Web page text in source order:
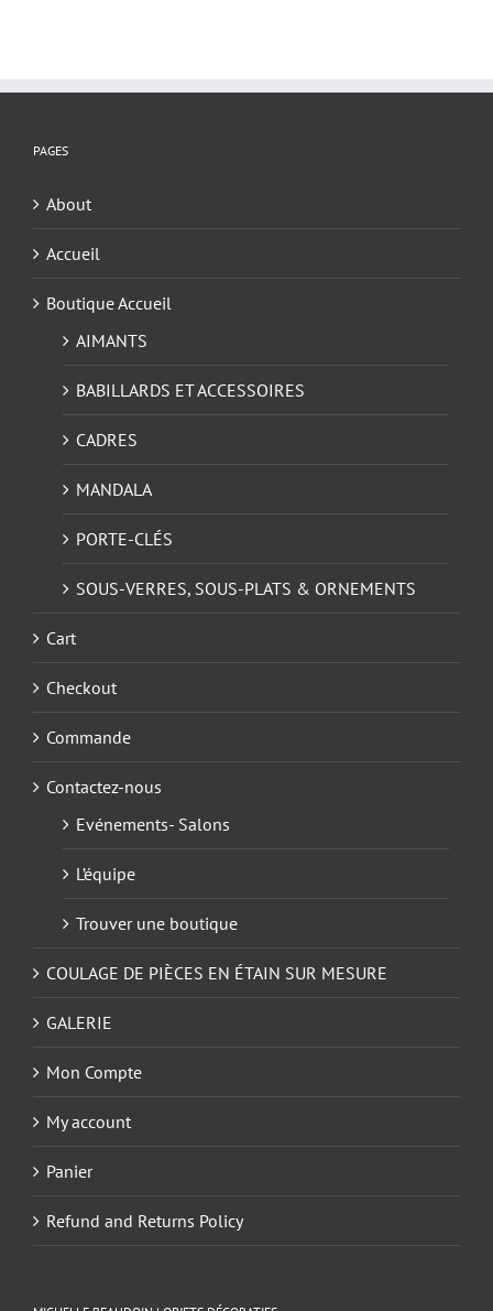
PAGES
About
Accueil
Boutique Accueil
AIMANTS
BABILLARDS ET ACCESSOIRES
CADRES
MANDALA
PORTE-CLÉS
SOUS-VERRES, SOUS-PLATS & ORNEMENTS
Cart
Checkout
Commande
Contactez-nous
Evénements- Salons
L’équipe
Trouver une boutique
COULAGE DE PIÈCES EN ÉTAIN SUR MESURE
GALERIE
Mon Compte
My account
Panier
Refund and Returns Policy